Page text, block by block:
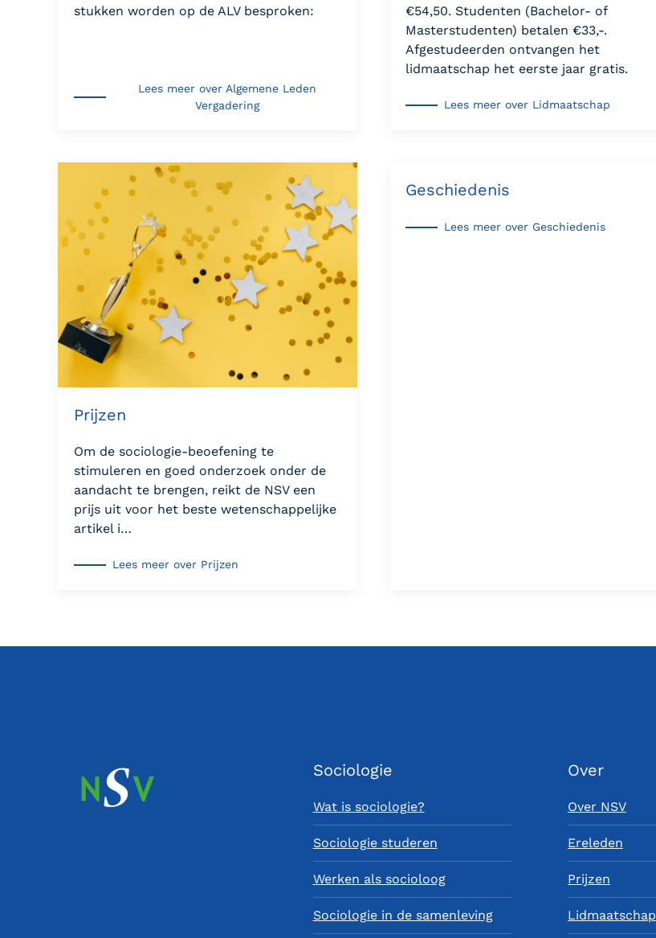
stukken worden op de ALV besproken:
Lees meer over Algemene Leden
Vergadering
€54,50. Studenten (Bachelor- of
Masterstudenten) betalen €33,-.
Afgestudeerden ontvangen het
lidmaatschap het eerste jaar gratis.
Lees meer over Lidmaatschap
Prijzen
Om de sociologie-beoefening te
stimuleren en goed onderzoek onder de
aandacht te brengen, reikt de NSV een
prijs uit voor het beste wetenschappelijke
artikel i…
Lees meer over Prijzen
Geschiedenis
Lees meer over Geschiedenis
Sociologie
Wat is sociologie?
Sociologie studeren
Werken als socioloog
Sociologie in de samenleving
Over
Over NSV
Ereleden
Prijzen
Lidmaatschap